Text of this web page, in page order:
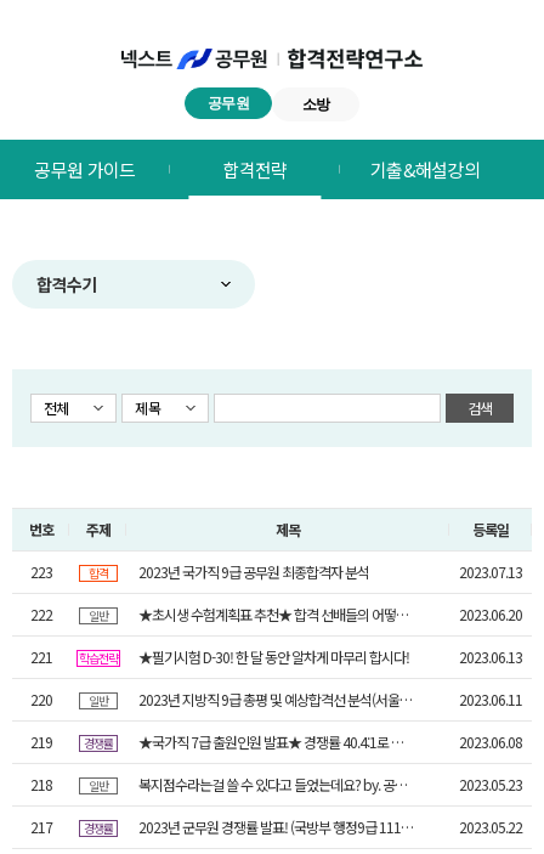
공무원 소방
합격전략연구소
메뉴
공무원 가이드 합격전략 기출&해설강의
합격수기
전체 제목 검색
번호 주제 제목 등록일
223 합격 2023년 국가직 9급 공무원 최종합격자 분석 2023.07.13
222 일반 ★초시생 수험계획표 추천★ 합격 선배들의 어떻게 공부했을까? 2023.06.20
221 학습전략 ★필기시험 D-30! 한 달 동안 알차게 마무리 합시다! 2023.06.13
220 일반 2023년 지방직 9급 총평 및 예상합격선 분석(서울 일행 91점) 2023.06.11
219 경쟁률 ★국가직 7급 출원인원 발표★ 경쟁률 40.4:1로 하락! 2023.06.08
218 일반 복지점수라는걸 쓸 수 있다고 들었는데요? by. 공시생 필독! 공직안내서 2023.05.23
217 경쟁률 2023년 군무원 경쟁률 발표! (국방부 행정9급 111.3:1) 2023.05.22